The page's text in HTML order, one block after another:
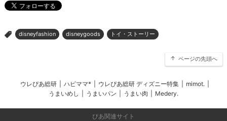
> disneyfashion disneygoods トイ・ストーリー
ページの先頭へ
ウレぴあ総研 ハピママ* ウレぴあ総研 ディズニー特集 mimot.
うまいめし
うまいパン うまい肉 Medery.
ぴあ関連サイト